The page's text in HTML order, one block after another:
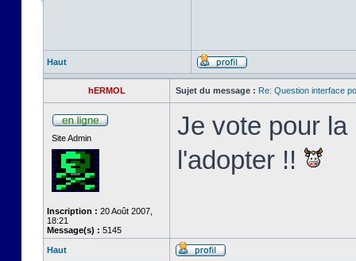
Haut
hERMOL Sujet du message : Re: Question interface
Site Admin
Inscription : 20 Août 2007,
18:21
Message(s) : 5145
Je vote pour
l'adopter !!
Haut